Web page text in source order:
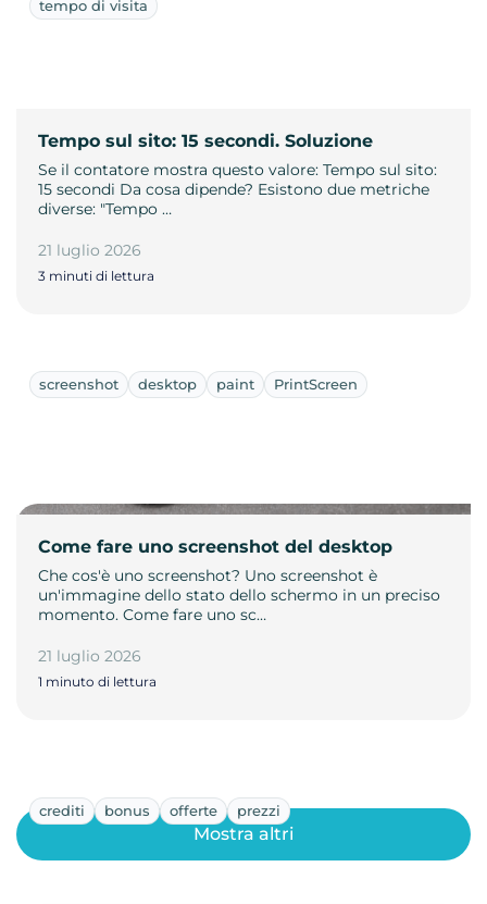
tempo di visita
Tempo sul sito: 15 secondi. Soluzione
Se il contatore mostra questo valore: Tempo sul sito:
15 secondi Da cosa dipende? Esistono due metriche
diverse: "Tempo …
21 luglio 2026
3 minuti di lettura
screenshot desktop paint PrintScreen
Come fare uno screenshot del desktop
Che cos'è uno screenshot? Uno screenshot è
un'immagine dello stato dello schermo in un preciso
momento. Come fare uno sc…
21 luglio 2026
1 minuto di lettura
crediti bonus offerte prezzi
Mostra altri